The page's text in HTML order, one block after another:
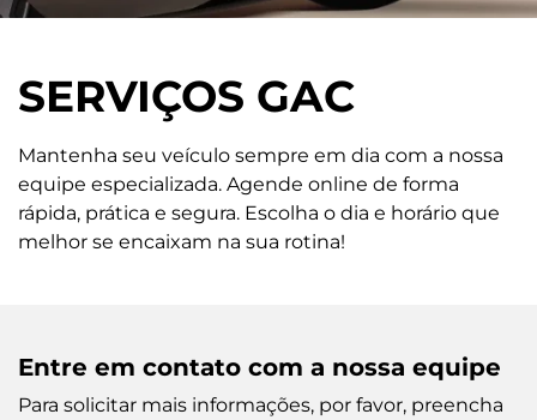
SERVIÇOS GAC
Mantenha seu veículo sempre em dia com a nossa
equipe especializada. Agende online de forma
rápida, prática e segura. Escolha o dia e horário que
melhor se encaixam na sua rotina!
Entre em contato com a nossa equipe
Para solicitar mais informações, por favor, preencha